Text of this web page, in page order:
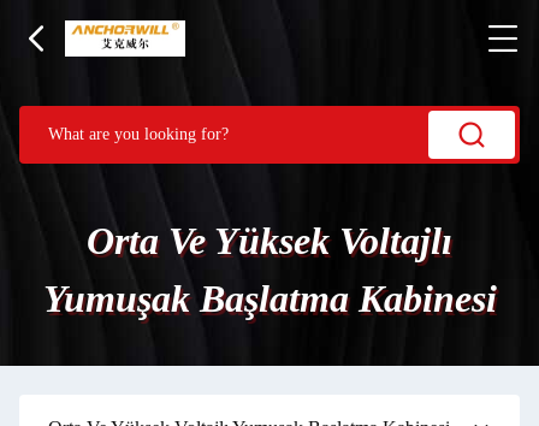
Orta Ve Yüksek Voltajlı
Yumuşak Başlatma Kabinesi